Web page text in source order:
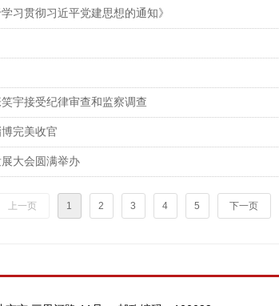
习贯彻习近平党建思想的通知》
宇接受纪律审查和监察调查
完美收官
大会圆满举办
上一页 1 2 3 4 5 下一页